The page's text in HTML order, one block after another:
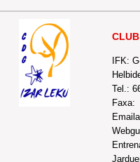
IFK:
Tel.:
Faxa: